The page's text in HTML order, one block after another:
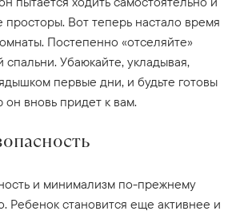
просторы. Вот теперь настало время
Постепенно «отселяйте»
Убаюкайте, укладывая,
первые дни, и будьте готовы
он вновь придет к вам.
и минимализм по-прежнему
Ребенок становится еще активнее и